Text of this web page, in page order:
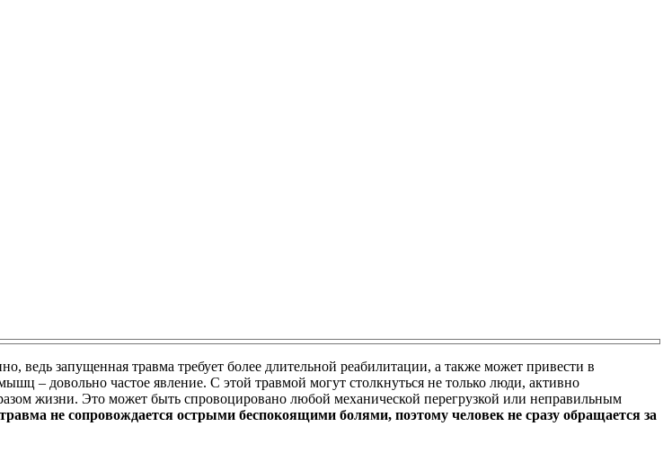
ведь запущенная травма требует более длительной реабилитации, а также может привести в
– довольно частое явление. С этой травмой могут столкнуться не только люди, активно
жизни. Это может быть спровоцировано любой механической перегрузкой или неправильным
не сопровождается острыми беспокоящими болями, поэтому человек не сразу обращается за